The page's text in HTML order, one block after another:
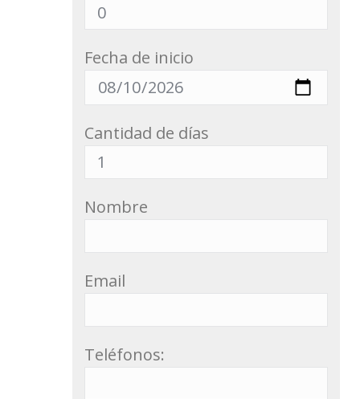
Fecha de inicio
Cantidad de días
Nombre
Email
Teléfonos: